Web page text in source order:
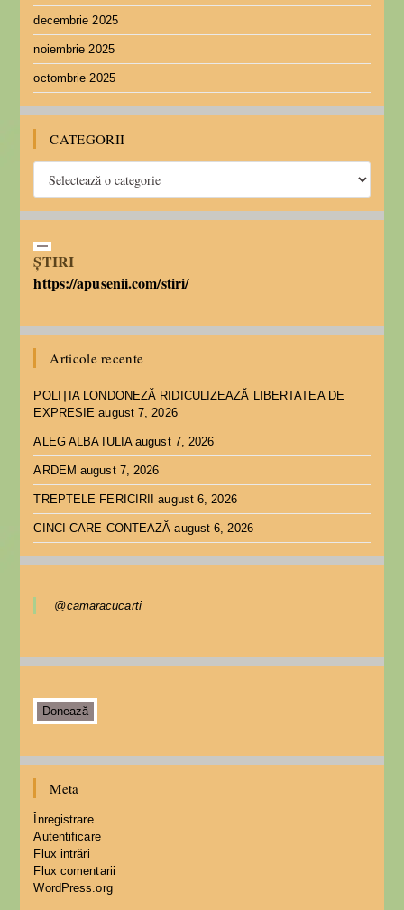
decembrie 2025
noiembrie 2025
octombrie 2025
CATEGORII
ȘTIRI
https://apusenii.com/stiri/
Articole recente
POLIȚIA LONDONEZĂ RIDICULIZEAZĂ LIBERTATEA DE
EXPRESIE august 7, 2026
ALEG ALBA IULIA august 7, 2026
ARDEM august 7, 2026
TREPTELE FERICIRII august 6, 2026
CINCI CARE CONTEAZĂ august 6, 2026
@camaracucarti
Donează
Meta
Înregistrare
Autentificare
Flux intrări
Flux comentarii
WordPress.org